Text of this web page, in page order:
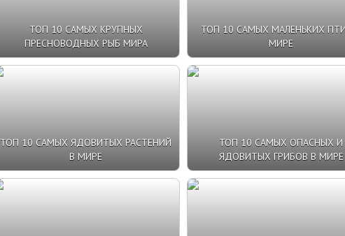
ТОП 10 САМЫХ КРУПНЫХ
ПРЕСНОВОДНЫХ РЫБ МИРА
ТОП 10 САМЫХ МАЛЕНЬКИХ
МИРЕ
ТОП 10 САМЫХ ЯДОВИТЫХ РАСТЕНИЙ
В МИРЕ
ТОП 10 САМЫХ ОПАСНЫХ И
ЯДОВИТЫХ ГРИБОВ В МИРЕ